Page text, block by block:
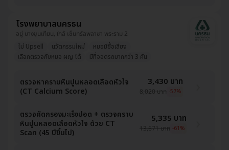
โรงพยาบาลนครธน
อยู่ บางขุนเทียน, ใกล้ เซ็นทรัลพลาซา พระราม 2
ไม่ Upsell
นวัตกรรมใหม่
หมอมีชื่อเสียง
เลือกตรวจกับหมอ ผญ ได้
มีที่จอดรถมากกว่า 3 คัน
ตรวจหาคราบหินปูนหลอดเลือดหัวใจ
(CT Calcium Score)
3,430 บาท
8,020 บาท -57%
ตรวจคัดกรองมะเร็งปอด + ตรวจคราบ
หินปูนหลอดเลือดหัวใจ ด้วย CT
Scan (45 ปีขึ้นไป)
5,335 บาท
13,671 บาท -61%